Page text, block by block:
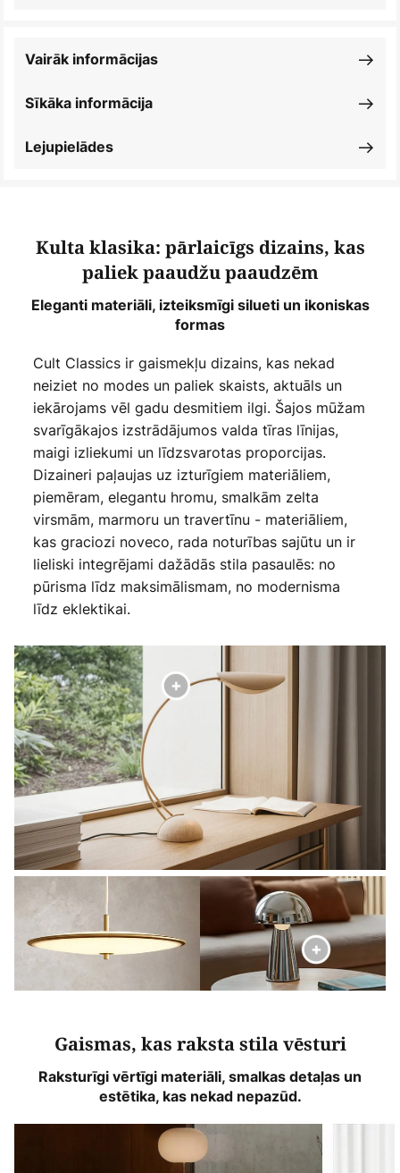
Sīkāka informācija
Vairāk informācijas
Lejupielādes
Kulta klasika: pārlaicīgs dizains, kas
paliek paaudžu paaudzēm
Eleganti materiāli, izteiksmīgi silueti un ikoniskas
formas
Cult Classics ir gaismekļu dizains, kas nekad
neiziet no modes un paliek skaists, aktuāls un
iekārojams vēl gadu desmitiem ilgi. Šajos mūžam
svarīgākajos izstrādājumos valda tīras līnijas,
maigi izliekumi un līdzsvarotas proporcijas.
Dizaineri paļaujas uz izturīgiem materiāliem,
piemēram, elegantu hromu, smalkām zelta
virsmām, marmoru un travertīnu - materiāliem,
kas graciozi noveco, rada noturības sajūtu un ir
lieliski integrējami dažādās stila pasaulēs: no
pūrisma līdz maksimālismam, no modernisma
līdz eklektikai.
Gaismas, kas raksta stila vēsturi
Raksturīgi vērtīgi materiāli, smalkas detaļas un
estētika, kas nekad nepazūd.